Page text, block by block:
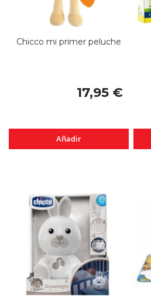
Chicco mi primer peluche
17,95 €
Añadir